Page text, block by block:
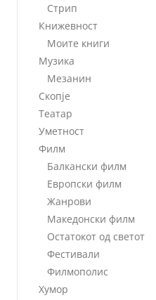
Стрип
Книжевност
Моите книги
Музика
Мезанин
Скопје
Театар
Уметност
Филм
Балкански филм
Европски филм
Жанрови
Македонски филм
Остатокот од светот
Фестивали
Филмополис
Хумор